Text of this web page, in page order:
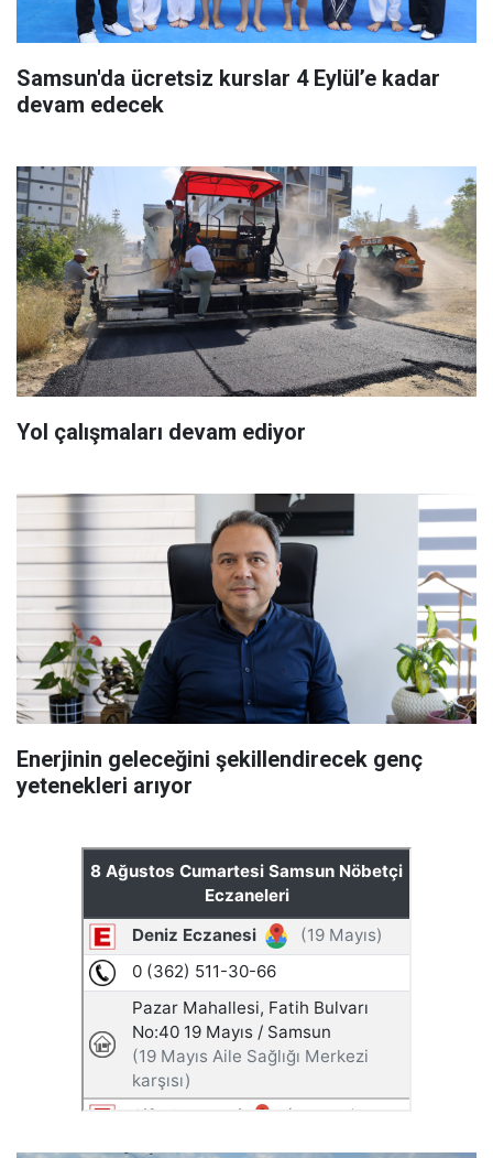
Samsun'da ücretsiz kurslar 4 Eylül’e kadar
devam edecek
Yol çalışmaları devam ediyor
Enerjinin geleceğini şekillendirecek genç
yetenekleri arıyor